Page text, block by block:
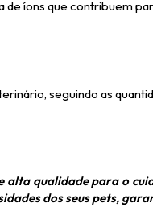
de íons que contribuem
seguindo as
qualidade para o
dos seus pets,